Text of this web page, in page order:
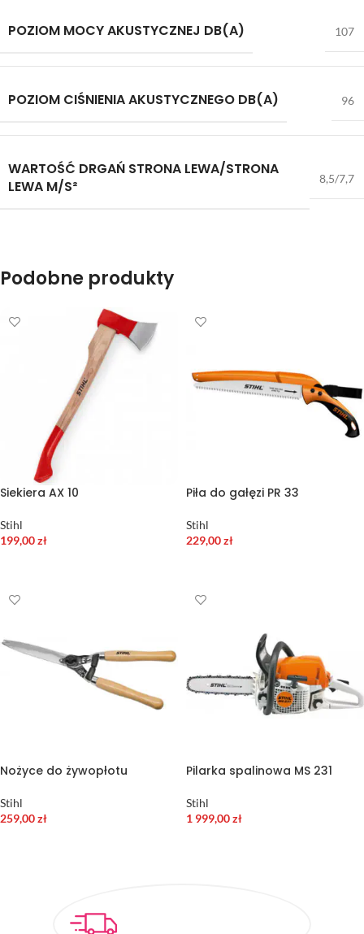
POZIOM MOCY AKUSTYCZNEJ DB(A) 107
POZIOM CIŚNIENIA AKUSTYCZNEGO DB(A) 96
WARTOŚĆ DRGAŃ STRONA LEWA/STRONA
LEWA M/S²
8,5/7,7
Podobne produkty
Siekiera AX 10
Stihl
199,00zł
Piła do gałęzi PR 33
Stihl
229,00zł
Nożyce do żywopłotu
Stihl
259,00zł
Pilarka spalinowa MS 231
Stihl
1 999,00zł